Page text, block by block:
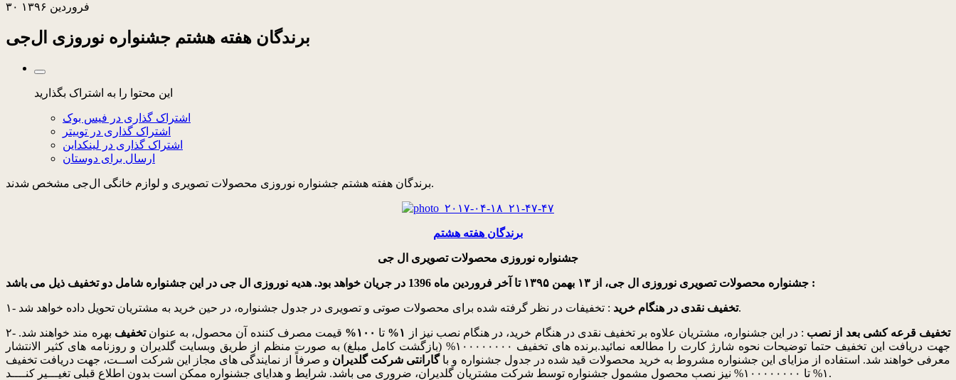
۳۰ فروردین ۱۳۹۶
برندگان هفته هشتم جشنواره نوروزی ال‌جی
این محتوا را به اشتراک بگذارید
اشتراک گذاری در فیس بوک
اشتراک گذاری در توییتر
اشتراک گذاری در لینکداین
ارسال برای دوستان
برندگان هفته هشتم جشنواره نوروزی محصولات تصویری و لوازم خانگی ال‌جی مشخص شدند.
برندگان هفته هشتم
جشنواره نوروزی محصولات تصویری ال جی
جشنواره محصولات تصویری نوروزی ال جی، از ۱۳ بهمن ۱۳۹۵ تا آخر فروردین ماه 1396 در جریان خواهد بود. هدیه نوروزی ال جی در این جشنواره شامل دو تخفیف ذیل می باشد :
۱- تخفیف نقدی در هنگام خرید: تخفیفات در نظر گرفته شده برای محصولات صوتی و تصویری در جدول جشنواره، در حین خرید به مشتریان تحویل داده خواهد شد.
۲- تخفیف قرعه کشی بعد از نصب : در این جشنواره، مشتریان علاوه بر تخفیف نقدی در هنگام خرید، در هنگام نصب نیز از ۱% تا ۱۰۰% قیمت مصرف کننده آن محصول، به عنوانتخفیف بهره مند خواهند شد.
جهت دریافت این تخفیف حتما توضیحات نحوه شارژ کارت را مطالعه نمائید.برنده های تخفیف ۱۰۰۰۰۰۰۰۰% (بازگشت کامل مبلغ) به صورت منظم از طریق وبسایت گلدیران و روزنامه های کثیر الانتشار
معرفی خواهند شد. استفاده از مزایای این جشنواره مشروط به خرید محصولات قید شده در جدول جشنواره و باگارانتی شرکت گلدیران و صرفاً از نمایندگی های مجاز این شرکت اســت، جهت دریافت تخفیف
۱% تا ۱۰۰۰۰۰۰۰۰% نیز نصب محصول مشمول جشنواره توسط شرکت مشتریان گلدیران، ضروری می باشد. شرایط و هدایای جشنواره ممکن است بدون اطلاع قبلی تغیـــیر کنــــد.